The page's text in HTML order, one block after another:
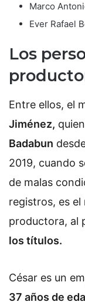
Marco
Ever Rafael
Los
Entre ellos, el
Jiménez,
Badabun
2019, cuando
de malas
registros, es
productora, al
los títulos.
César es un
37 años de